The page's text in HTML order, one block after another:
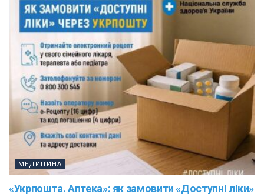
МЕДИЦИНА
«Укрпошта. Аптека»: як замовити «Доступні ліки»